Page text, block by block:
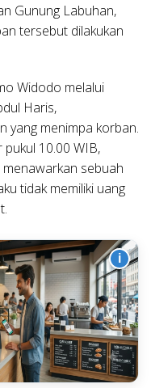
Gunung Labuhan,
tersebut dilakukan
Widodo melalui
Haris,
yang menimpa korban.
pukul 10.00 WIB,
sebuah
tidak memiliki uang
i